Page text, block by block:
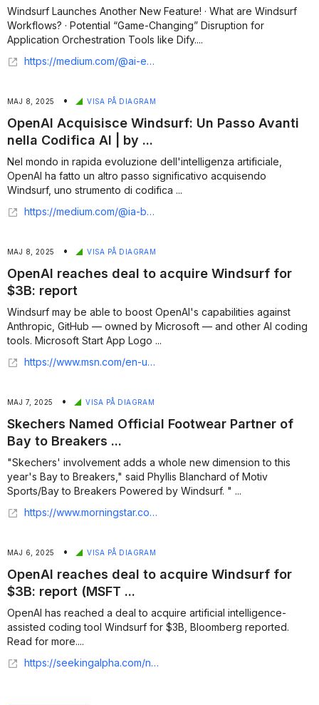
Windsurf Launches Another New Feature! · What are Windsurf
Workflows? · Potential “Game-Changing” Disruption for
Application Orchestration Tools like Dify....
https://medium.com/@ai-engineering-trend/a-paradigm-shift-windsurfs-new-workflow-feature-poses-a-game-changing-challenge-to-low-code-ide-2ca35ccefa55
MAJ 8, 2025 • VISA PÅ DIAGRAM
OpenAI Acquisisce Windsurf: Un Passo Avanti
nella Codifica AI | by ...
Nel mondo in rapida evoluzione dell'intelligenza artificiale,
OpenAI ha fatto un altro passo significativo acquisendo
Windsurf, uno strumento di codifica ...
https://medium.com/@ia-business-insights/openai-acquisisce-windsurf-un-passo-avanti-nella-codifica-ai-3a37058a34cb
MAJ 8, 2025 • VISA PÅ DIAGRAM
OpenAI reaches deal to acquire Windsurf for
$3B: report
Windsurf may be able to boost OpenAI's capabilities against
Anthropic, GitHub — owned by Microsoft — and other AI coding
tools. Microsoft Start App Logo ...
https://www.msn.com/en-us/money/other/openai-reaches-deal-to-acquire-windsurf-for-3b-report/ar-AA1Eg0mH
MAJ 7, 2025 • VISA PÅ DIAGRAM
Skechers Named Official Footwear Partner of
Bay to Breakers ...
"Skechers' involvement adds a whole new dimension to this
year's Bay to Breakers," said Phyllis Blanchard of Motiv
Sports/Bay to Breakers Powered by Windsurf. " ...
https://www.morningstar.com/news/pr-newswire/20250507sf81390/skechers-named-official-footwear-partner-of-bay-to-breakers-powered-by-windsurf-2025
MAJ 6, 2025 • VISA PÅ DIAGRAM
OpenAI reaches deal to acquire Windsurf for
$3B: report (MSFT ...
OpenAI has reached a deal to acquire artificial intelligence-
assisted coding tool Windsurf for $3B, Bloomberg reported.
Read for more....
https://seekingalpha.com/news/4441833-openai-reaches-deal-to-acquire-windsurf-for-3b-report